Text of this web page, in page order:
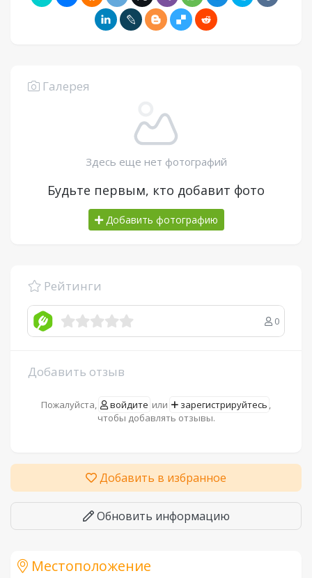
Галерея
Здесь еще нет фотографий
Будьте первым, кто добавит фото
Добавить фотографию
Рейтинги
0
Добавить отзыв
Пожалуйста, войдите или зарегистрируйтесь ,
чтобы добавлять отзывы.
Добавить в избранное
Обновить информацию
Местоположение